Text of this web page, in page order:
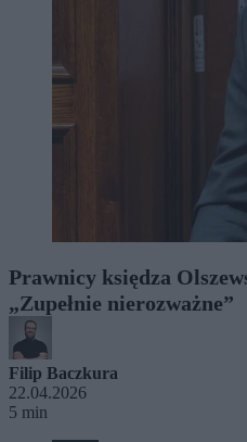
Prawnicy księdza
„Zupełnie nierozważne”
Filip Baczkura
22.04.2026
5 min